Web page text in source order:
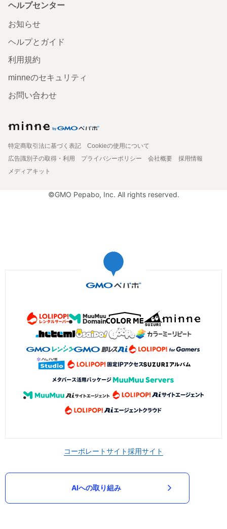
ヘルプセンター
お知らせ
ヘルプとガイド
利用規約
minneのセキュリティ
お問い合わせ
特定商取引法に基づく表記
Cookieの使用について
広告識別子の取得・利用
プライバシーポリシー 会社概要
採用情報
メディアキット
©GMO Pepabo, Inc. All rights reserved.
コーポレートサイト採用サイト
AIへの取り組み